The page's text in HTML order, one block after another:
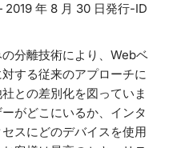
年 8 月 30 日発行-ID
分離技術により、Webベ
する従来のアプローチに
との差別化を図っていま
がどこにいるか、インタ
スにどのデバイスを使用